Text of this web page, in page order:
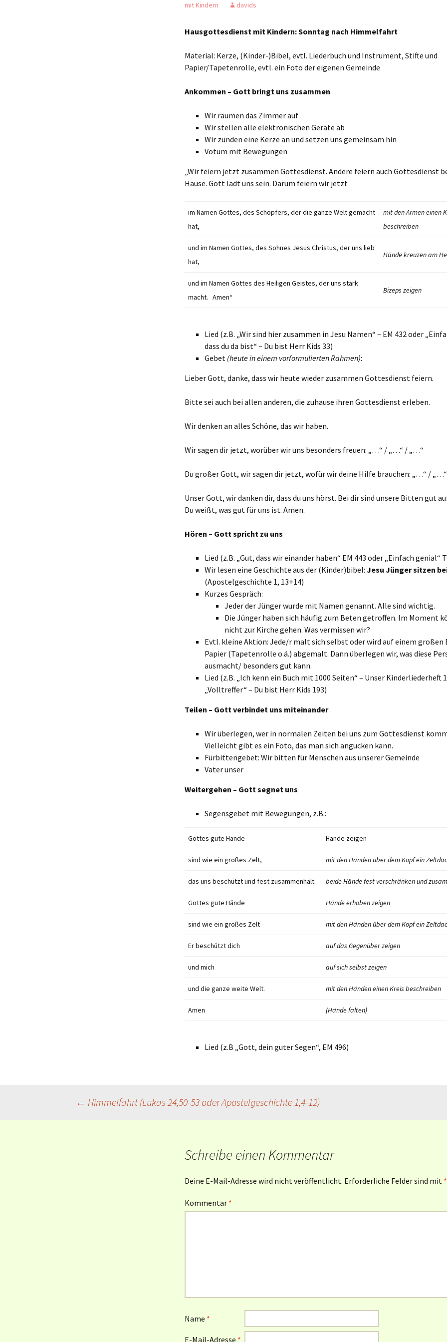
Mahlfeier mit
Mahlfeier am Karfreitag
Einsatzstücke zur
Mahlfeier
Broschüre
Weitere Kasualien Trauung und Ehejubiläum
Trauerfeier mit
Bestattung
Soziale Grundsätze der
EmK
mit Kindern
davids
Hausgottesdienst mit Kindern: Sonntag nach Himmelfahrt
Material: Kerze, (Kinder-)Bibel, evtl. Liederbuch und Instrument, Stifte und
Papier/Tapetenrolle, evtl. ein Foto der eigenen Gemeinde
Ankommen – Gott bringt uns zusammen
Wir räumen das Zimmer auf
Wir stellen alle elektronischen Geräte ab
Wir zünden eine Kerze an und setzen uns gemeinsam hin
Votum mit Bewegungen
„Wir feiern jetzt zusammen Gottesdienst. Andere feiern auch Gottesdienst
Hause. Gott lädt uns sein. Darum feiern wir jetzt
im Namen Gottes, des Schöpfers, der die ganze Welt gemacht
hat,
mit den Armen einen
beschreiben
und im Namen Gottes, des Sohnes Jesus Christus, der uns lieb
hat,
Hände kreuzen am
und im Namen Gottes des Heiligen Geistes, der uns stark
macht. Amen“
Bizeps zeigen
Lied (z.B. „Wir sind hier zusammen in Jesu Namen“ – EM 432 oder
dass du da bist“ – Du bist Herr Kids 33)
Gebet (heute in einem vorformulierten Rahmen):
Lieber Gott, danke, dass wir heute wieder zusammen Gottesdienst feiern.
Bitte sei auch bei allen anderen, die zuhause ihren Gottesdienst erleben.
Wir denken an alles Schöne, das wir haben.
Wir sagen dir jetzt, worüber wir uns besonders freuen: „…“ / „…“ / „…“
Du großer Gott, wir sagen dir jetzt, wofür wir deine Hilfe brauchen: „…“ /
Unser Gott, wir danken dir, dass du uns hörst. Bei dir sind unsere Bitten gut
Du weißt, was gut für uns ist. Amen.
Hören – Gott spricht zu uns
Lied (z.B. „Gut, dass wir einander haben“ EM 443 oder „Einfach genial“
Wir lesen eine Geschichte aus der (Kinder)bibel: Jesu Jünger sitzen
(Apostelgeschichte 1, 13+14)
Kurzes Gespräch:
Jeder der Jünger wurde mit Namen genannt. Alle sind wichtig.
Die Jünger haben sich häufig zum Beten getroffen. Im Moment
nicht zur Kirche gehen. Was vermissen wir?
Evtl. kleine Aktion: Jede/r malt sich selbst oder wird auf einem
Papier (Tapetenrolle o.ä.) abgemalt. Dann überlegen wir, was diese
ausmacht/ besonders gut kann.
Lied (z.B. „Ich kenn ein Buch mit 1000 Seiten“ – Unser Kinderliederheft
„Volltreffer“ – Du bist Herr Kids 193)
Teilen – Gott verbindet uns miteinander
Wir überlegen, wer in normalen Zeiten bei uns zum Gottesdienst
Vielleicht gibt es ein Foto, das man sich angucken kann.
Fürbittengebet: Wir bitten für Menschen aus unserer Gemeinde
Vater unser
Weitergehen – Gott segnet uns
Segensgebet mit Bewegungen, z.B.:
Gottes gute Hände Hände zeigen
sind wie ein großes Zelt, mit den Händen über dem Kopf ein
das uns beschützt und fest zusammenhält. beide Hände fest verschränken und
Gottes gute Hände Hände erhoben zeigen
sind wie ein großes Zelt mit den Händen über dem Kopf ein
Er beschützt dich auf das Gegenüber zeigen
und mich auf sich selbst zeigen
und die ganze weite Welt. mit den Händen einen Kreis beschreiben
Amen (Hände falten)
Lied (z.B „Gott, dein guter Segen“, EM 496)
Beitragsnavigation
← Himmelfahrt (Lukas 24,50-53 oder Apostelgeschichte 1,4-12)
Schreibe einen Kommentar
Deine E-Mail-Adresse wird nicht veröffentlicht. Erforderliche Felder sind mit *
Kommentar *
Name *
E-Mail-Adresse *